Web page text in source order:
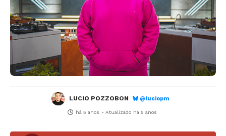
LUCIO POZZOBON @luciopm
há 5 anos - Atualizado há 5 anos